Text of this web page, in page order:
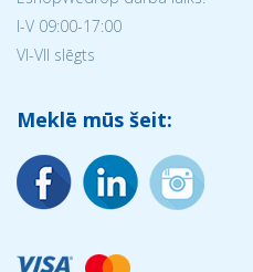
I-V 09:00-17:00
VI-VII slēgts
Meklē mūs šeit: